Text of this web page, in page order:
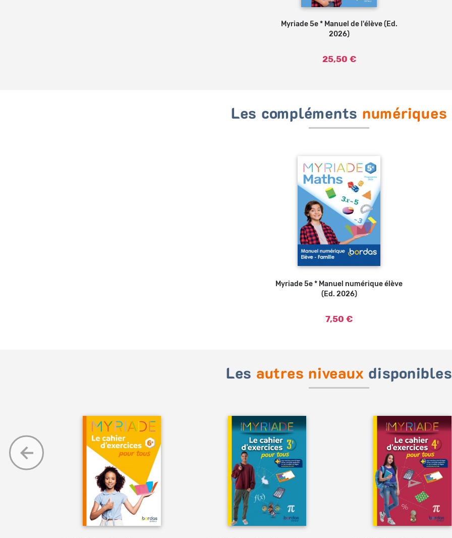
Ajouter au panier
Myriade 5e * Manuel de l'élève (Ed.
2026)
25,50 €
Les compléments numériques
Myriade 5e * Manuel numérique élève
(Ed. 2026)
7,50 €
Les autres niveaux disponibles